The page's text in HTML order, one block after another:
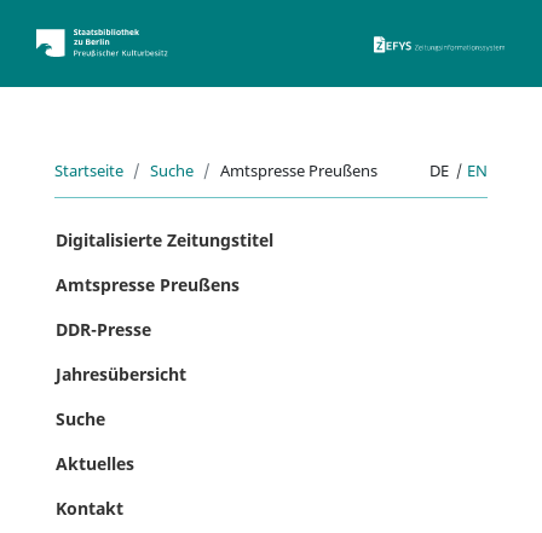
Startseite Suche Amtspresse Preußens DE | EN
Digitalisierte Zeitungstitel
Amtspresse Preußens
DDR-Presse
Jahresübersicht
Suche
Aktuelles
Kontakt